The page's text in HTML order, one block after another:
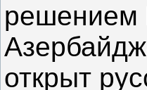
решением
открыт